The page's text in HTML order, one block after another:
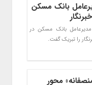
بانک مسکن
بانک مسکن در
محور